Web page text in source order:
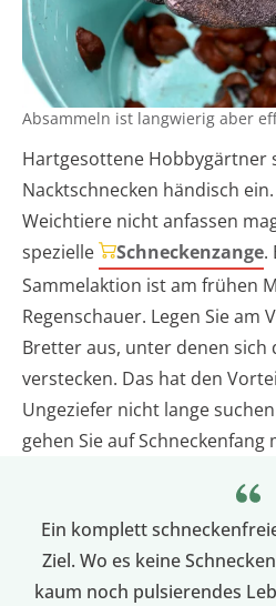
Absammeln ist langwierig aber
Hartgesottene Hobbygärtner
Nacktschnecken händisch
Weichtiere nicht anfassen
spezielle
Schneckenzange.
Sammelaktion ist am frühen
Regenschauer. Legen Sie am
Bretter aus, unter denen sich
verstecken. Das hat den
Ungeziefer nicht lange
gehen Sie auf Schneckenfang
Ein komplett
Ziel. Wo es keine
kaum noch pulsierendes